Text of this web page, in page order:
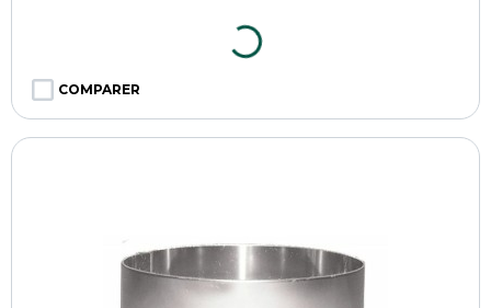
COMPARER